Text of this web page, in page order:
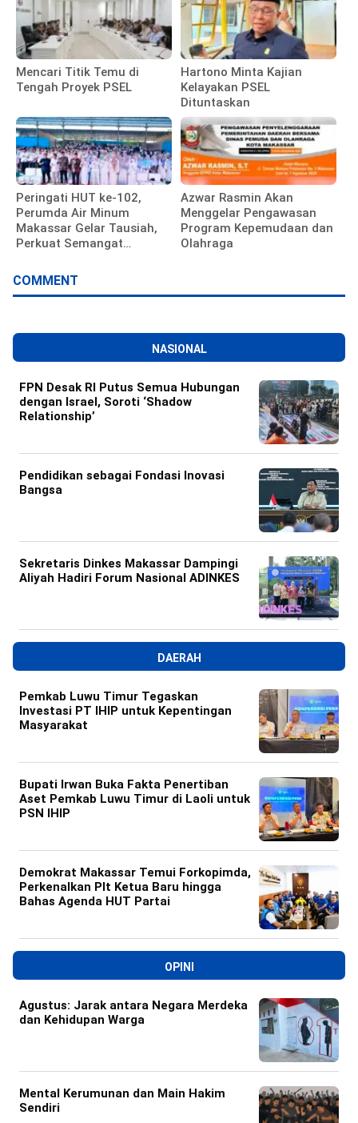
Mencari Titik Temu di
Tengah Proyek PSEL
Hartono Minta Kajian
Kelayakan PSEL
Dituntaskan
Peringati HUT ke-102,
Perumda Air Minum
Makassar Gelar Tausiah,
Perkuat Semangat
Azwar Rasmin Akan
Menggelar Pengawasan
Program Kepemudaan dan
Olahraga
COMMENT
NASIONAL
FPN Desak RI Putus Semua Hubungan
dengan Israel, Soroti ‘Shadow
Relationship’
Pendidikan sebagai Fondasi Inovasi
Bangsa
Sekretaris Dinkes Makassar Dampingi
Aliyah Hadiri Forum Nasional ADINKES
DAERAH
Pemkab Luwu Timur Tegaskan
Investasi PT IHIP untuk Kepentingan
Masyarakat
Bupati Irwan Buka Fakta Penertiban
Aset Pemkab Luwu Timur di Laoli untuk
PSN IHIP
Demokrat Makassar Temui Forkopimda,
Perkenalkan Plt Ketua Baru hingga
Bahas Agenda HUT Partai
OPINI
Agustus: Jarak antara Negara Merdeka
dan Kehidupan Warga
Mental Kerumunan dan Main Hakim
Sendiri